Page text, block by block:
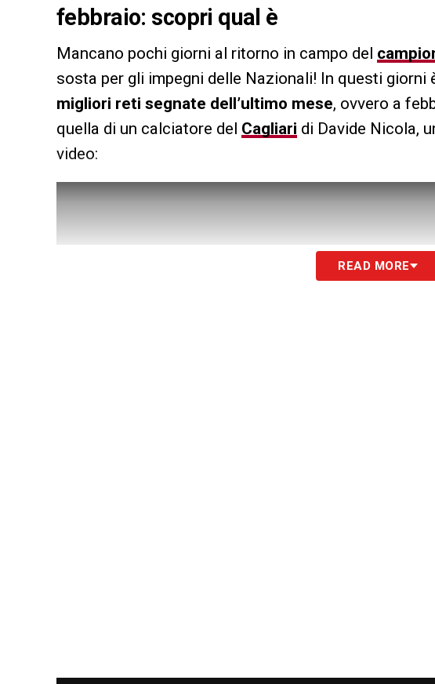
febbraio: scopri qual è
Mancano pochi giorni al ritorno in campo del
sosta per gli impegni delle Nazionali! In questi
migliori reti segnate dell’ultimo mese, ovvero a
quella di un calciatore del Cagliari di Davide Nicola,
video:
READ MORE